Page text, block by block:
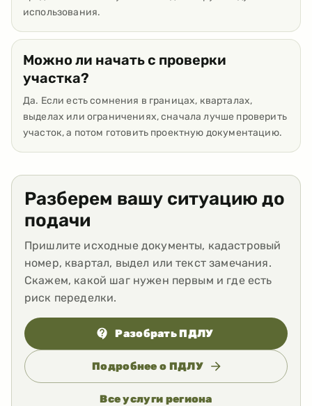
использования.
Можно ли начать с проверки
участка?
Да. Если есть сомнения в границах, кварталах,
выделах или ограничениях, сначала лучше проверить
участок, а потом готовить проектную документацию.
Разберем вашу ситуацию до
подачи
Пришлите исходные документы, кадастровый
номер, квартал, выдел или текст замечания.
Скажем, какой шаг нужен первым и где есть
риск переделки.
Разобрать ПДЛУ
Подробнее о ПДЛУ
Все услуги региона